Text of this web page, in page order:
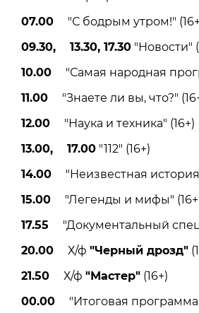
07.00 "С бодрым утром!"
09.30, 13.30, 17.30 "Новости"
10.00 "Самая народная
11.00 "Знаете ли вы, что?"
12.00 "Наука и техника" (16+)
13.00, 17.00 "112" (16+)
14.00 "Неизвестная
15.00 "Легенды и мифы"
17.55 "Документальный
20.00 Х/ф "Черный дрозд"
21.50 Х/ф "Мастер" (16+)
00.00 "Итоговая